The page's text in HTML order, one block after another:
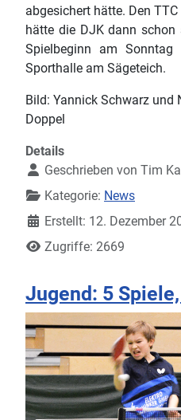
abgesichert hätte. Den
hätte die DJK dann
Spielbeginn am
Sporthalle am Sägeteich.
Bild: Yannick Schwarz und
Doppel
Details
Geschrieben von Tim
Kategorie: News
Erstellt: 12. Dezember
Zugriffe: 2669
Jugend: 5